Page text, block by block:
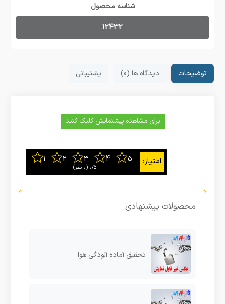
شناسه محصول
12432
توضیحات دیدگاه ها (0) پشتیبانی
برای مشاهده پیشنمایش کلیک کنید
0/5 ‫(0 نظر)
محصولات پیشنهادی
تحقیق آماده آلودگی هوا